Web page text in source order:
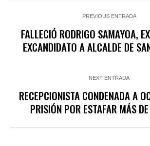
PREVIOUS ENTRADA
FALLECIÓ RODRIGO SAMAYOA,
EXCANDIDATO A ALCALDE DE
NEXT ENTRADA
RECEPCIONISTA CONDENADA A
PRISIÓN POR ESTAFAR MÁS